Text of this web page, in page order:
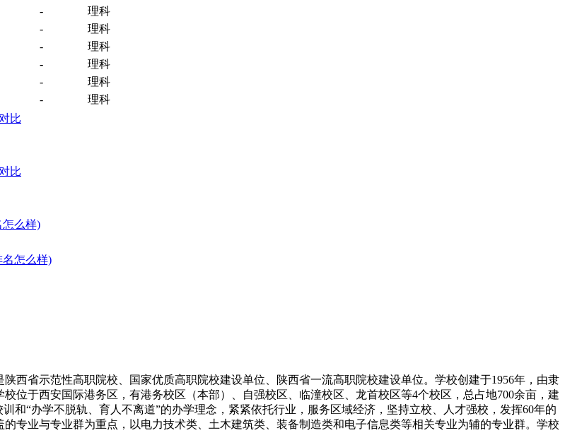
-
理科
-
理科
-
理科
-
理科
-
理科
-
理科
比
比
怎么样)
名怎么样)
西省示范性高职院校、国家优质高职院校建设单位、陕西省一流高职院校建设单位。学校创建于1956年，由隶
位于西安国际港务区，有港务校区（本部）、自强校区、临潼校区、龙首校区等4个校区，总占地700余亩，建
和“办学不脱轨、育人不离道”的办学理念，紧紧依托行业，服务区域经济，坚持立校、人才强校，发挥60年的
专业与专业群为重点，以电力技术类、土木建筑类、装备制造类和电子信息类等相关专业为辅的专业群。学校